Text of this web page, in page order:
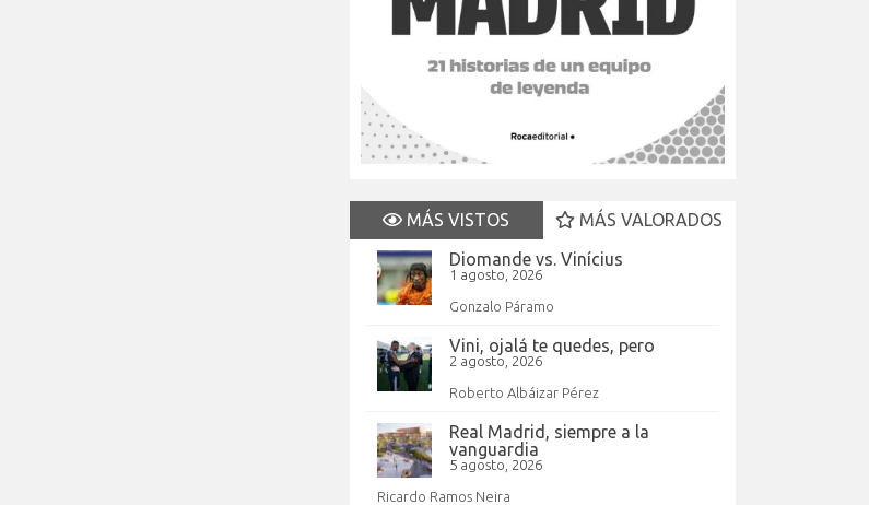
MÁS VISTOS
MÁS VALORADOS
Diomande vs. Vinícius
1 agosto, 2026
Gonzalo Páramo
Vini, ojalá te quedes, pero
2 agosto, 2026
Roberto Albáizar Pérez
Real Madrid, siempre a la
vanguardia
5 agosto, 2026
Ricardo Ramos Neira